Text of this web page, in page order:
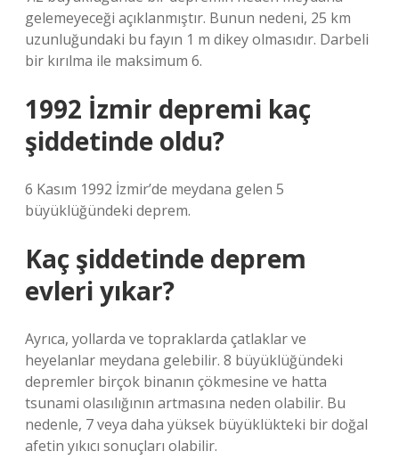
gelemeyeceği açıklanmıştır. Bunun nedeni, 25 km
uzunluğundaki bu fayın 1 m dikey olmasıdır. Darbeli
bir kırılma ile maksimum 6.
1992 İzmir depremi kaç
şiddetinde oldu?
6 Kasım 1992 İzmir’de meydana gelen 5
büyüklüğündeki deprem.
Kaç şiddetinde deprem
evleri yıkar?
Ayrıca, yollarda ve topraklarda çatlaklar ve
heyelanlar meydana gelebilir. 8 büyüklüğündeki
depremler birçok binanın çökmesine ve hatta
tsunami olasılığının artmasına neden olabilir. Bu
nedenle, 7 veya daha yüksek büyüklükteki bir doğal
afetin yıkıcı sonuçları olabilir.